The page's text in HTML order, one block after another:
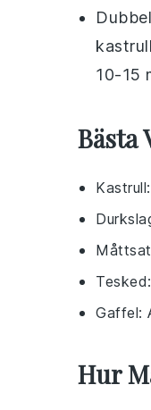
10-15
Bästa
Kastrull
Tesked
Gaffel:
Hur